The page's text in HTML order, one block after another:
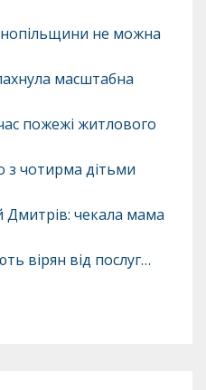
не можна
масштабна
пожежі житлового
з чотирма дітьми
Дмитрів: чекала мама
вірян від послуг…